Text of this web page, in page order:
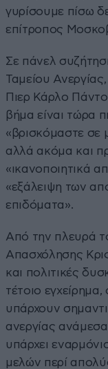
γυρίσουμε πίσω
επίτροπος
Σε πάνελ
Ταμείου
Πιερ Κάρλο
βήμα είναι τώρα
«βρισκόμαστε σε
αλλά ακόμα και
«ικανοποιητικά
«εξάλειψη των
επιδόματα».
Από την πλευρά
Απασχόλησης
και πολιτικές
τέτοιο
υπάρχουν
ανεργίας
υπάρχει
μελών περί